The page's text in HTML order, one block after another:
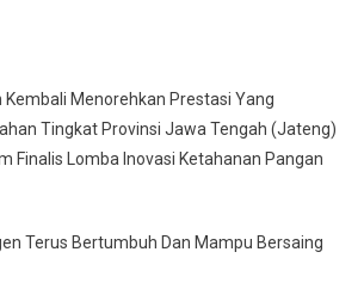
Menorehkan Prestasi Yang
Tingkat Provinsi Jawa Tengah (Jateng)
Finalis Lomba Inovasi Ketahanan Pangan
Terus Bertumbuh Dan Mampu Bersaing